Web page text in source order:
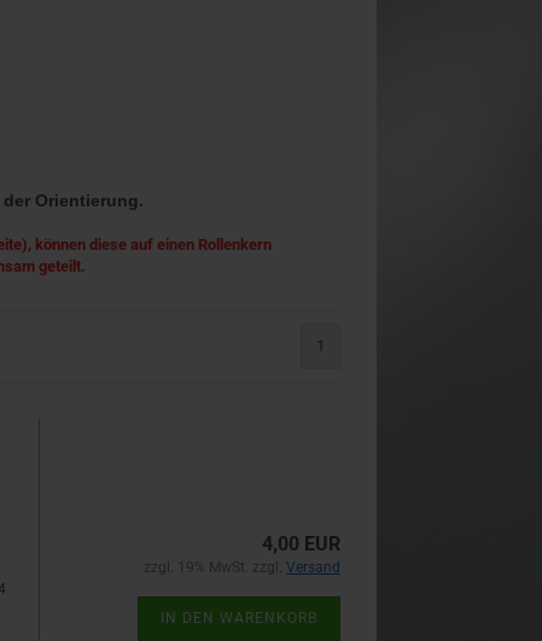
Orientierung.
können diese auf einen Rollenkern
geteilt.
1
4,00 EUR
zzgl. 19% MwSt. zzgl. Versand
IN DEN WARENKORB